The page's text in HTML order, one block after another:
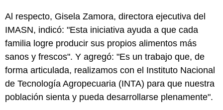
Al respecto, Gisela Zamora, directora ejecutiva del
IMASN, indicó: "Esta iniciativa ayuda a que cada
familia logre producir sus propios alimentos más
sanos y frescos". Y agregó: "Es un trabajo que, de
forma articulada, realizamos con el Instituto Nacional
de Tecnología Agropecuaria (INTA) para que nuestra
población sienta y pueda desarrollarse plenamente".